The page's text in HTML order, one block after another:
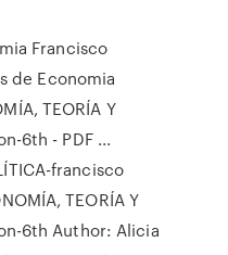
Francisco
de Economia
TEORÍA Y
6th - PDF ...
francisco
TEORÍA Y
6th Author: Alicia